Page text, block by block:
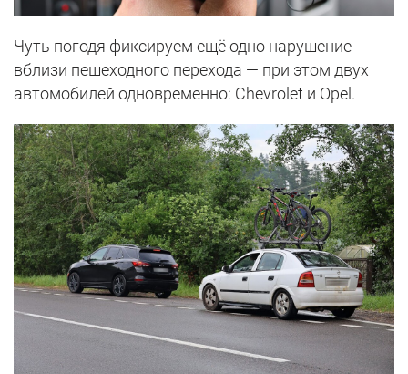
Чуть погодя фиксируем ещё одно нарушение
вблизи пешеходного перехода — при этом двух
автомобилей одновременно: Chevrolet и Opel.